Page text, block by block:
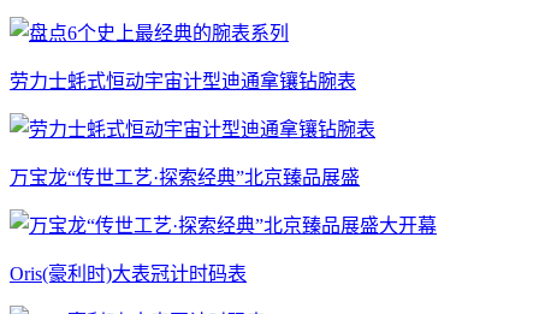
劳力士蚝式恒动宇宙计型迪通拿镶钻腕表
万宝龙“传世工艺·探索经典”北京臻品展盛
Oris(豪利时)大表冠计时码表